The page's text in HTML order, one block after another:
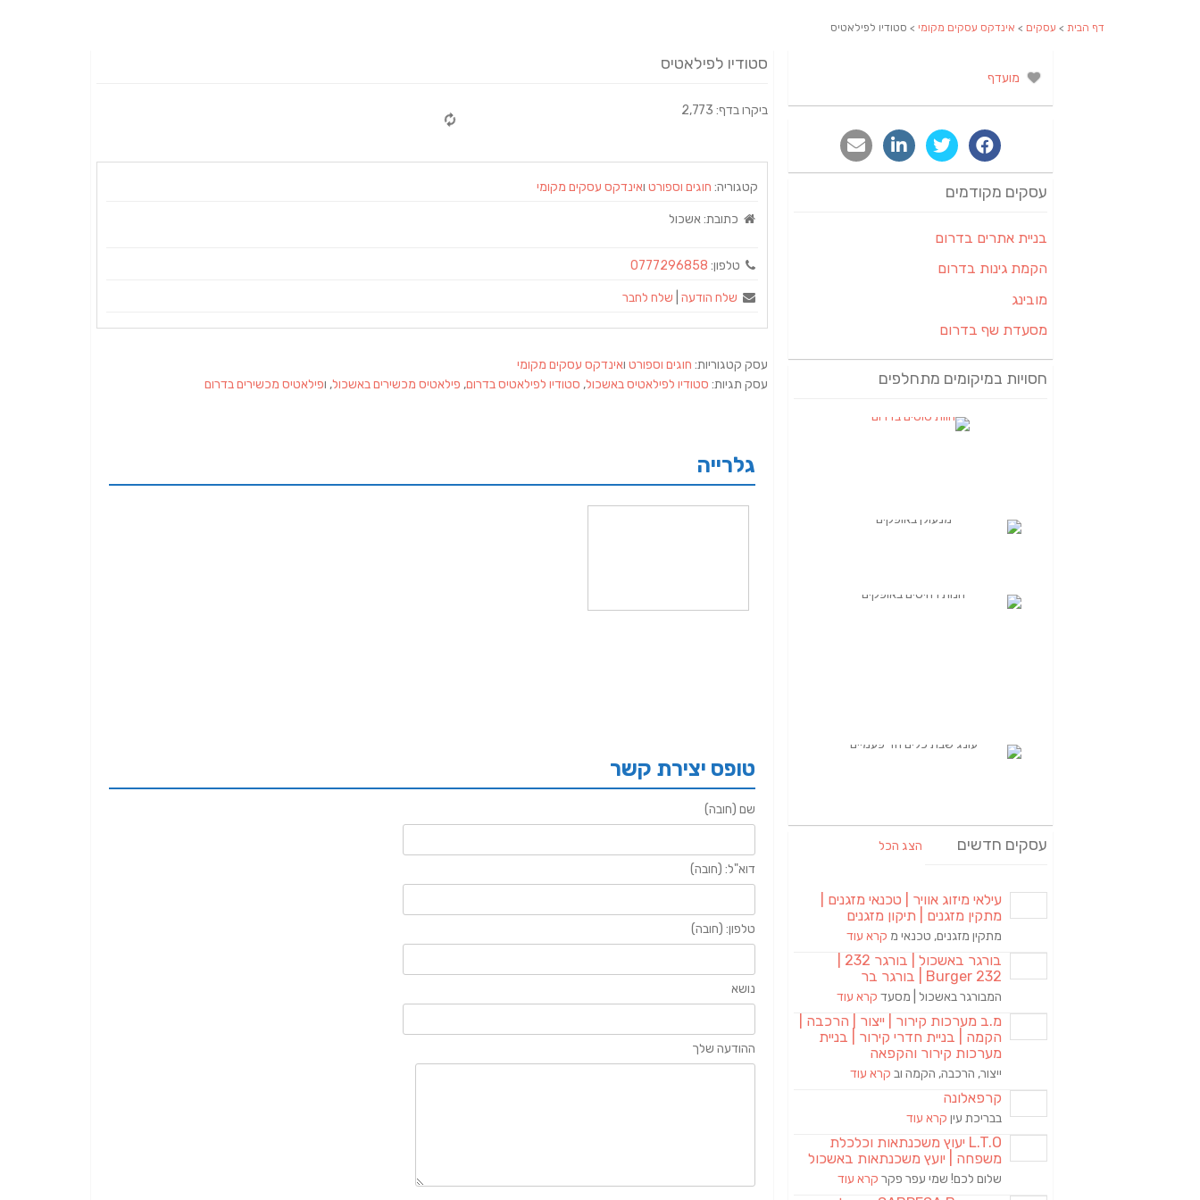
דף הבית > עסקים > אינדקס עסקים מקומי > סטודיו לפילאטיס
סטודיו לפילאטיס
ביקרו בדף: 2,773
קטגוריה: חוגים וספורט ואינדקס עסקים מקומי
כתובת:אשכול
טלפון: 0777296858
שלח הודעה שלח לחבר
עסק קטגוריות: חוגים וספורט ואינדקס עסקים מקומי
עסק תגיות: סטודיו לפילאטיס באשכול, סטודיו לפילאטיס בדרום, פילאטיס מכשירים באשכול, ופילאטיס מכשירים בדרום
גלרייה
טופס יצירת קשר
שם (חובה)
דוא"ל: (חובה)
טלפון: (חובה)
נושא
ההודעה שלך
מועדף
עסקים מקודמים
בניית אתרים בדרום
הקמת גינות בדרום
מובינג
מסעדת שף בדרום
חסויות במיקומים מתחלפים
עסקים חדשים הצג הכל
עילאי מיזוג אוויר | טכנאי מזגנים |
מתקין מזגנים | תיקון מזגנים
מתקין מזגנים, טכנאי מ קרא עוד
Burger 232 | בורגר בר
המבורגר באשכול | מסעד קרא עוד
מ.ב מערכות קירור | ייצור | הרכבה |
הקמה | בניית חדרי קירור | בניית
מערכות קירור והקפאה
ייצור, הרכבה, הקמה וב קרא עוד
קרפאלונה
בבריכת עין קרא עוד
L.T.O יעוץ משכנתאות וכלכלת
משפחה | יועץ משכנתאות באשכול
שלום לכם! שמי עפר פקר קרא עוד